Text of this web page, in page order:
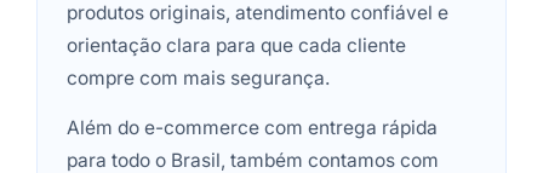
produtos originais, atendimento confiável e
orientação clara para que cada cliente
compre com mais segurança.
Além do e-commerce com entrega rápida
para todo o Brasil, também contamos com